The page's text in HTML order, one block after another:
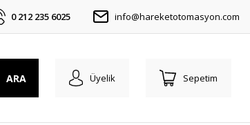
0 212 235 6025 info@hareketotomasyon.com
ARA Üyelik Sepetim